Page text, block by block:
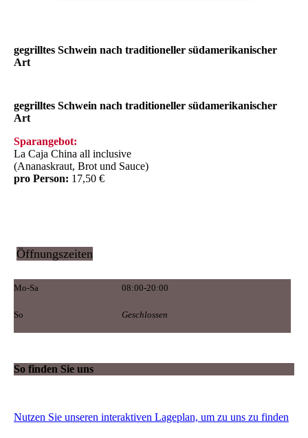
gegrilltes Schwein nach traditioneller südamerikanischer
Art
gegrilltes Schwein nach traditioneller südamerikanischer
Art
Sparangebot:
La Caja China all inclusive
(Ananaskraut, Brot und Sauce)
pro Person: 17,50 €
Öffnungszeiten
Mo-Sa 08:00-20:00
So Geschlossen
So finden Sie uns
Nutzen Sie unseren interaktiven La­ge­plan, um zu uns zu finden